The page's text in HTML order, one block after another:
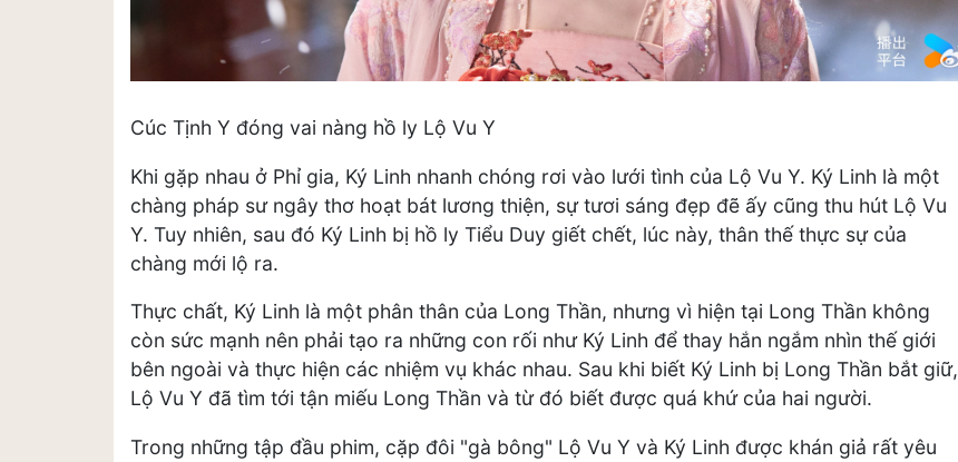
Cúc Tịnh Y đóng vai nàng hồ ly Lộ Vu Y
Khi gặp nhau ở Phỉ gia, Ký Linh nhanh chóng rơi vào lưới tình của Lộ Vu Y. Ký Linh là một
chàng pháp sư ngây thơ hoạt bát lương thiện, sự tươi sáng đẹp đẽ ấy cũng thu hút Lộ Vu
Y. Tuy nhiên, sau đó Ký Linh bị hồ ly Tiểu Duy giết chết, lúc này, thân thế thực sự của
chàng mới lộ ra.
Thực chất, Ký Linh là một phân thân của Long Thần, nhưng vì hiện tại Long Thần không
còn sức mạnh nên phải tạo ra những con rối như Ký Linh để thay hắn ngắm nhìn thế giới
bên ngoài và thực hiện các nhiệm vụ khác nhau. Sau khi biết Ký Linh bị Long Thần bắt giữ,
Lộ Vu Y đã tìm tới tận miếu Long Thần và từ đó biết được quá khứ của hai người.
Trong những tập đầu phim, cặp đôi "gà bông" Lộ Vu Y và Ký Linh được khán giả rất yêu